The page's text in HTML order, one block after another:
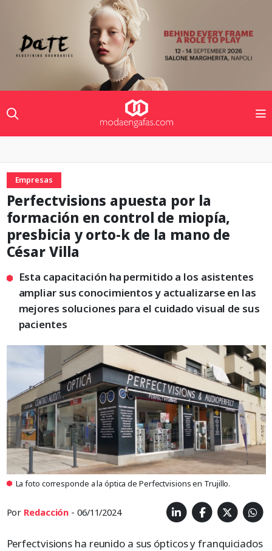
Empresas
Perfectvisions apuesta por la
formación en control de miopía,
presbicia y orto-k de la mano de
César Villa
Esta capacitación ha permitido a los asistentes
ampliar sus conocimientos y actualizarse en las
mejores soluciones para el cuidado visual de sus
pacientes
La foto corresponde a la óptica de Perfectvisions en Trujillo.
Por Redacción - 06/11/2024
Perfectvisions ha reunido a sus ópticos y franquiciados